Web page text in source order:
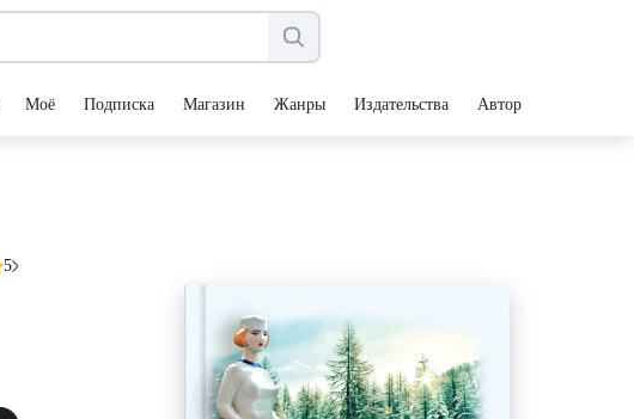
Моё Подписка Магазин Жанры Издательства Авторы
5